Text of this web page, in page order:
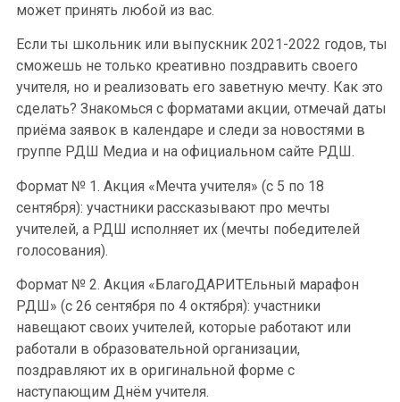
может принять любой из вас.
Если ты школьник или выпускник 2021-2022 годов, ты
сможешь не только креативно поздравить своего
учителя, но и реализовать его заветную мечту. Как это
сделать? Знакомься с форматами акции, отмечай даты
приёма заявок в календаре и следи за новостями в
группе РДШ Медиа и на официальном сайте РДШ.
Формат № 1. Акция «Мечта учителя» (с 5 по 18
сентября): участники рассказывают про мечты
учителей, а РДШ исполняет их (мечты победителей
голосования).
Формат № 2. Акция «БлагоДАРИТЕльный марафон
РДШ» (с 26 сентября по 4 октября): участники
навещают своих учителей, которые работают или
работали в образовательной организации,
поздравляют их в оригинальной форме с
наступающим Днём учителя.